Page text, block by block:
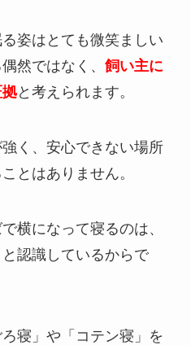
姿はとても微笑ましい
然ではなく、 飼い主に
と考えられます。
く、安心できない場所
とはありません。
横になって寝るのは、
認識しているからで
寝」や「コテン寝」を